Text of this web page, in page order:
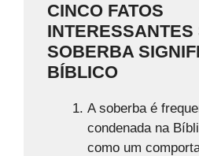
CINCO FATOS
INTERESSANTES
SOBERBA
BÍBLICO
A soberba é
condenada na
como um